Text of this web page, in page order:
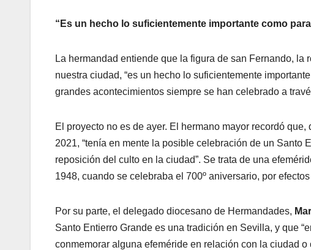
“Es un hecho lo suficientemente importante como
La hermandad entiende que la figura de san Fernando,
nuestra ciudad, “es un hecho lo suficientemente
grandes acontecimientos siempre se han celebrado a
El proyecto no es de ayer. El hermano mayor recordó
2021, “tenía en mente la posible celebración de un Santo
reposición del culto en la ciudad”. Se trata de una
1948, cuando se celebraba el 700º aniversario, por
Por su parte, el delegado diocesano de Hermandades,
Santo Entierro Grande es una tradición en Sevilla, y que
conmemorar alguna efeméride en relación con la ciudad